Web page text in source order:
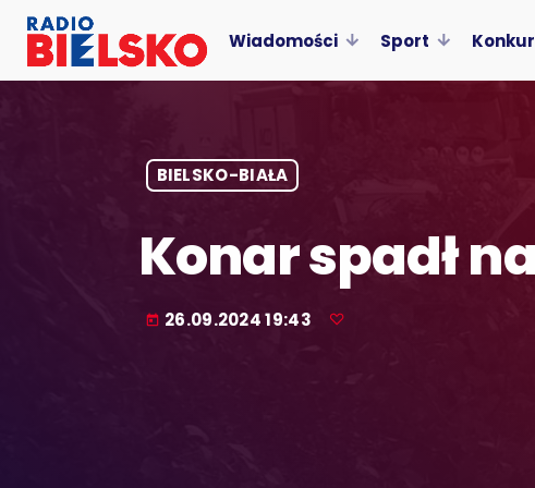
Wiadomości Sport
BIELSKO-BIAŁA
Konar spadł
today 26.09.2024 19:43